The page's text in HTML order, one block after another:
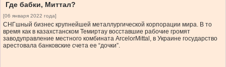
Где бабки, Миттал?
[06 января 2022 года]
СНГшный бизнес крупнейшей металлургической корпорации мира. В то
время как в казахстанском Темиртау восставшие рабочие громят
заводуправление местного комбината ArcelorMittal, в Украине государство
арестовала банковские счета ее “дочки”.